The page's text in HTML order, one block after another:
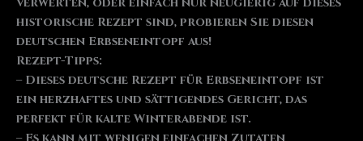
historische Rezept sind, probieren Sie diesen
deutschen Erbseneintopf aus!
Rezept-Tipps:
– Dieses deutsche Rezept für Erbseneintopf ist
ein herzhaftes und sättigendes Gericht, das
perfekt für kalte Winterabende ist.
– Es kann mit wenigen einfachen Zutaten